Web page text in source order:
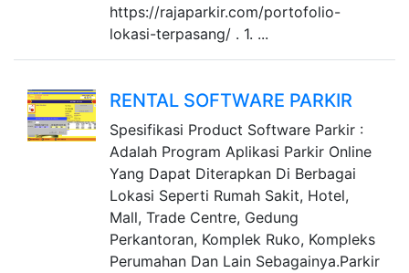
https://rajaparkir.com/portofolio-
lokasi-terpasang/ . 1. ...
RENTAL SOFTWARE PARKIR
Spesifikasi Product Software Parkir :
Adalah Program Aplikasi Parkir Online
Yang Dapat Diterapkan Di Berbagai
Lokasi Seperti Rumah Sakit, Hotel,
Mall, Trade Centre, Gedung
Perkantoran, Komplek Ruko, Kompleks
Perumahan Dan Lain Sebagainya.Parkir